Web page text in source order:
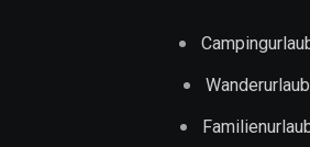
Wanderurlaub